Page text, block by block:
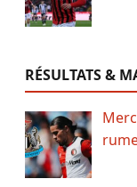
RÉSULTATS &